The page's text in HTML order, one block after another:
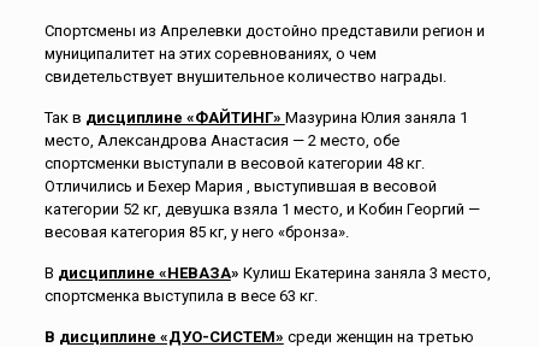
Спортсмены из Апрелевки достойно представили регион и
муниципалитет на этих соревнованиях, о чем
свидетельствует внушительное количество награды.
Так в дисциплине «ФАЙТИНГ» Мазурина Юлия заняла 1
место, Александрова Анастасия — 2 место, обе
спортсменки выступали в весовой категории 48 кг.
Отличились и Бехер Мария , выступившая в весовой
категории 52 кг, девушка взяла 1 место, и Кобин Георгий —
весовая категория 85 кг, у него «бронза».
В дисциплине «НЕВАЗА» Кулиш Екатерина заняла 3 место,
спортсменка выступила в весе 63 кг.
В дисциплине «ДУО-СИСТЕМ» среди женщин на третью